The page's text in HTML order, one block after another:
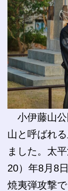
小伊藤山公
山と呼ばれ
ました。太
20）年8月8
焼夷弾攻撃